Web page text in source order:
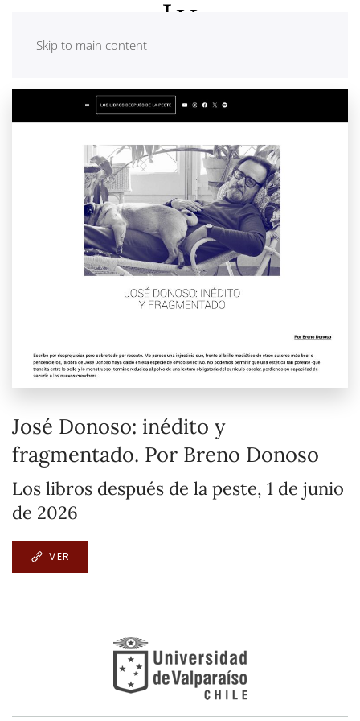
Skip to main content
José Donoso: inédito y
fragmentado. Por Breno Donoso
Los libros después de la peste, 1 de junio
de 2026
VER